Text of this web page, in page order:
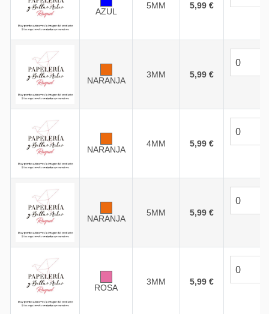
AZUL
5MM 5,99 €
NARANJA
3MM 5,99 €
NARANJA
4MM 5,99 €
NARANJA
5MM 5,99 €
ROSA
3MM 5,99 €